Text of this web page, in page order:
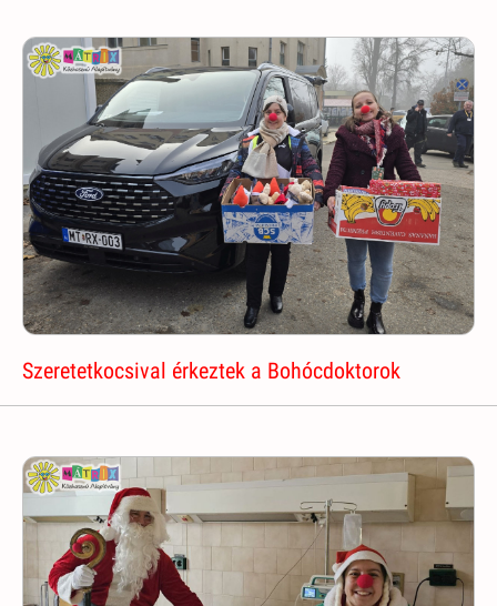
Szeretetkocsival érkeztek a Bohócdoktorok